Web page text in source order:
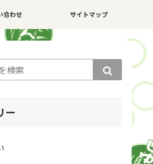
合わせ サイトマップ
ー